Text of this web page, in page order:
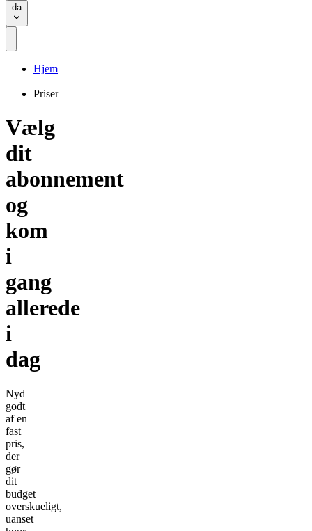
da
Hjem
Priser
Vælg
dit
abonnement
og
kom
i
gang
allerede
i
dag
Nyd
godt
af en
fast
pris,
der
gør
dit
budget
overskueligt,
uanset